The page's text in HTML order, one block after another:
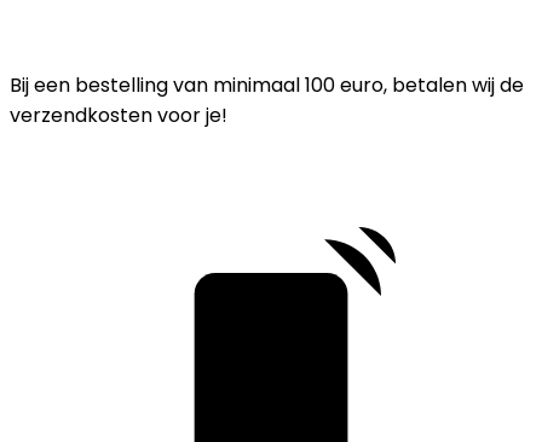
Bij een bestelling van minimaal 100 euro, betalen wij de
verzendkosten voor je!